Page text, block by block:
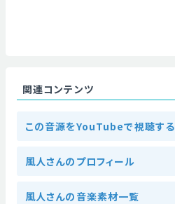
関連コンテンツ
この音源をYouTubeで視聴する
風人さんのプロフィール
風人さんの音楽素材一覧